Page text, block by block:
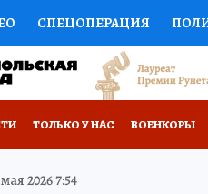
СПЕЦОПЕРАЦИЯ
НАУКА СПЕЦПРОЕКТЫ
ТОЛЬКО У НАС ВОЕНКОРЫ
РОССИИ
2026 7:54